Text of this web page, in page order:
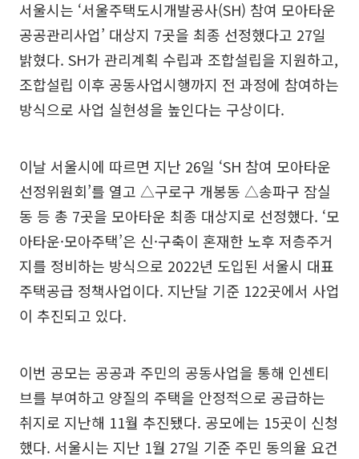
서울시는 ‘서울주택도시개발공사(SH) 참여 모아타운
공공관리사업’ 대상지 7곳을 최종 선정했다고 27일
밝혔다. SH가 관리계획 수립과 조합설립을 지원하고,
조합설립 이후 공동사업시행까지 전 과정에 참여하는
방식으로 사업 실현성을 높인다는 구상이다.
이날 서울시에 따르면 지난 26일 ‘SH 참여 모아타운
선정위원회’를 열고 △구로구 개봉동 △송파구 잠실
동 등 총 7곳을 모아타운 최종 대상지로 선정했다. ‘모
아타운·모아주택’은 신·구축이 혼재한 노후 저층주거
지를 정비하는 방식으로 2022년 도입된 서울시 대표
주택공급 정책사업이다. 지난달 기준 122곳에서 사업
이 추진되고 있다.
이번 공모는 공공과 주민의 공동사업을 통해 인센티
브를 부여하고 양질의 주택을 안정적으로 공급하는
취지로 지난해 11월 추진됐다. 공모에는 15곳이 신청
했다. 서울시는 지난 1월 27일 기준 주민 동의율 요건